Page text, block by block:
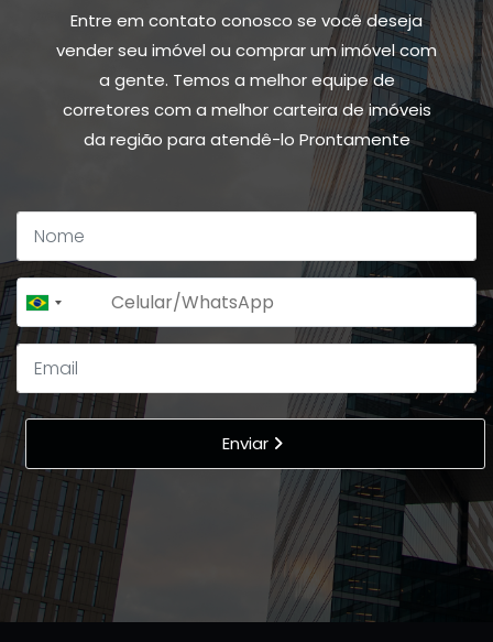
Entre em contato conosco se você deseja
vender seu imóvel ou comprar um imóvel com
a gente. Temos a melhor equipe de
corretores com a melhor carteira de imóveis
da região para atendê-lo Prontamente
Brazil
+55
Enviar